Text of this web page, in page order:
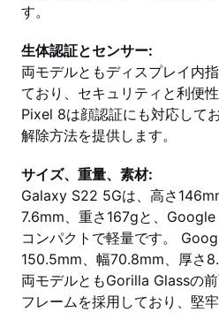
す。
生体認証とセンサー:
両モデルともディスプレイ内
ており、セキュリティと利便
Pixel 8は顔認証にも対応して
解除方法を提供します。
サイズ、重量、素材:
Galaxy S22 5Gは、高さ
7.6mm、重さ167gと、
コンパクトで軽量です。
150.5mm、幅70.8mm、厚さ
両モデルともGorilla Glassの
フレームを採用しており、堅牢